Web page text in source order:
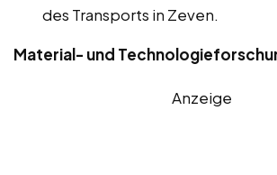
des Transports in Zeven.
Material- und
Anzeige